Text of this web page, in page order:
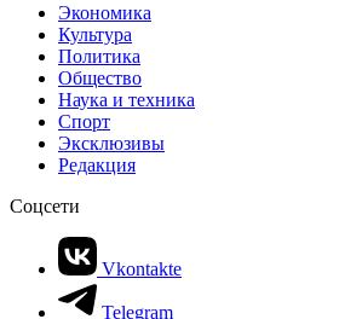
Экономика
Культура
Политика
Общество
Наука и техника
Спорт
Эксклюзивы
Редакция
Соцсети
Vkontakte
Telegram